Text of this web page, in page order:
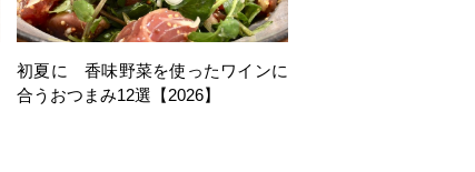
初夏に 香味野菜を使ったワインに
合うおつまみ12選【2026】